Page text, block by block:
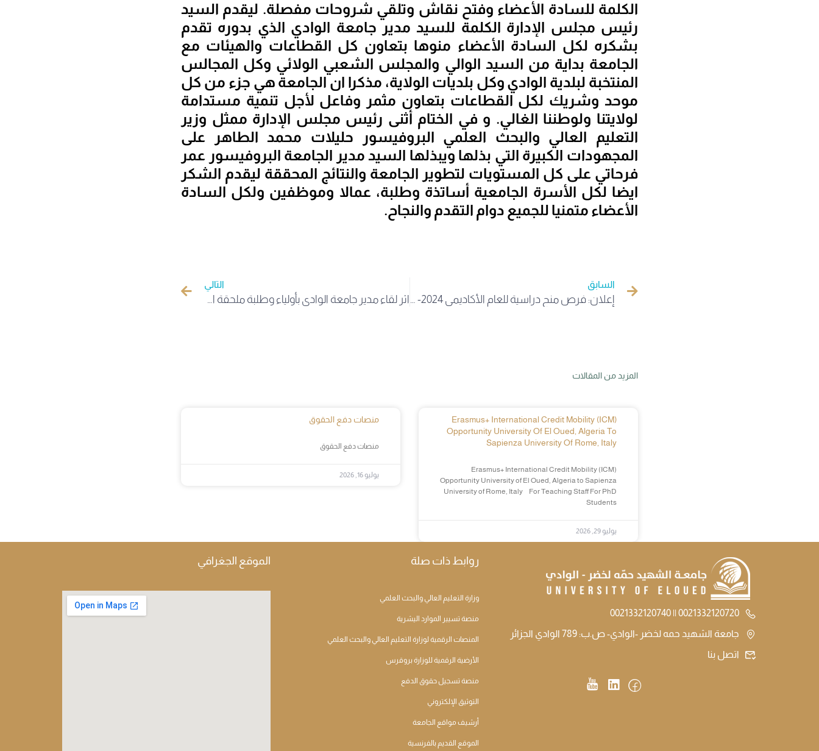
الكلمة للسادة الأعضاء وفتح نقاش وتلقي شروحات مفصلة. ليقدم السيد
رئيس مجلس الإدارة الكلمة للسيد مدير جامعة الوادي الذي بدوره تقدم
بشكره لكل السادة الأعضاء منوها بتعاون كل القطاعات والهيئات مع
الجامعة بداية من السيد الوالي والمجلس الشعبي الولائي وكل المجالس
المنتخبة لبلدية الوادي وكل بلديات الولاية، مذكرا ان الجامعة هي جزء من كل
موحد وشريك لكل القطاعات بتعاون مثمر وفاعل لأجل تنمية مستدامة
لولايتنا ولوطننا الغالي. و في الختام أثنى رئيس مجلس الإدارة ممثل وزير
التعليم العالي والبحث العلمي البروفيسور حليلات محمد الطاهر على
المجهودات الكبيرة التي بذلها ويبذلها السيد مدير الجامعة البروفيسور عمر
فرحاتي على كل المستويات لتطوير الجامعة والنتائج المحققة ليقدم الشكر
ايضا لكل الأسرة الجامعية أساتذة وطلبة، عمالا وموظفين ولكل السادة
الأعضاء متمنيا للجميع دوام التقدم والنجاح.
السابق
إعلان: فرص منح دراسية للعام الأكاديمي 2024- 2025EGYAID
التالي
اثر لقاء مدير جامعة الوادي بأولياء وطلبة ملحقة الطب عديد طلبة الطب يستأنفون الدراسة
المزيد من المقالات
Erasmus+ International Credit Mobility (ICM)
Opportunity University Of El Oued, Algeria To
Sapienza University Of Rome, Italy
Erasmus+ International Credit Mobility (ICM)
Opportunity University of El Oued, Algeria to Sapienza
University of Rome, Italy For Teaching Staff For PhD
Students
يوليو 29, 2026
منصات دفع الحقوق
منصات دفع الحقوق
يوليو 16, 2026
0021332120720 || 0021332120740
جامعة الشهيد حمه لخضر -الوادي- ص.ب: 789 الوادي الجزائر
اتصل بنا
روابط ذات صلة
وزارة التعليم العالي والبحث العلمي
منصة تسيير الموارد اليشرية
المنصات الرقمية لوزارة التعليم العالي والبحث العلمي
الأرضية الرقمية للوزارة بروقرس
منصة تسجيل حقوق الدفع
التوثيق الإلكتروني
أرشيف مواقع الجامعة
الموقع القديم بالفرنسية
الموقع الجغرافي